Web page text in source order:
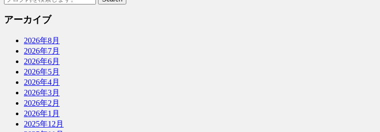
アーカイブ
2026年8月
2026年7月
2026年6月
2026年5月
2026年4月
2026年3月
2026年2月
2026年1月
2025年12月